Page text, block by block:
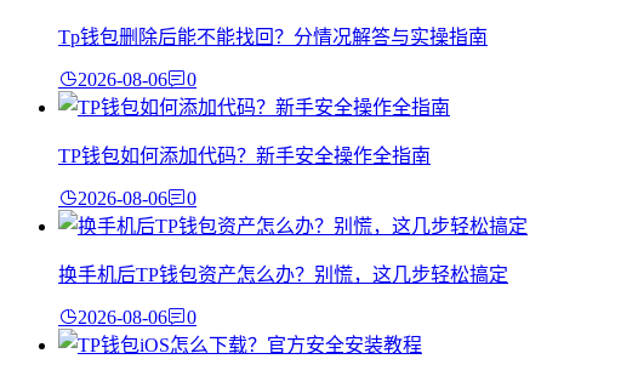
Tp钱包删除后能不能找回？分情况解答与实操指南
2026-08-06 0
TP钱包如何添加代码？新手安全操作全指南
2026-08-06 0
换手机后TP钱包资产怎么办？别慌，这几步轻松搞定
2026-08-06 0